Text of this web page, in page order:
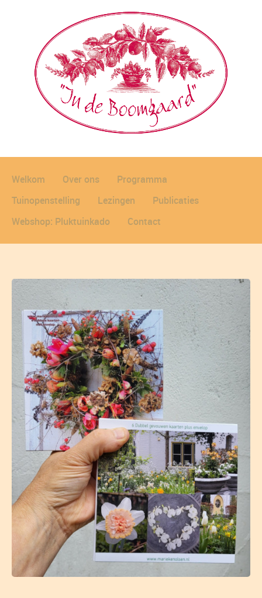
Welkom Over ons
Programma
Tuinopenstelling
Lezingen
Publicaties
Webshop: Pluktuinkado
Contact